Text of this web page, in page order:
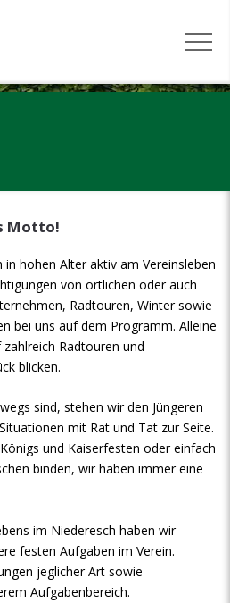
Motto!
hohen Alter aktiv am Vereinsleben
von örtlichen oder auch
Radtouren, Winter sowie
bei uns auf dem Programm. Alleine
Radtouren und
blicken.
sind, stehen wir den Jüngeren
mit Rat und Tat zur Seite.
und Kaiserfesten oder einfach
binden, wir haben immer eine
im Niederesch haben wir
festen Aufgaben im Verein.
jeglicher Art sowie
Aufgabenbereich.